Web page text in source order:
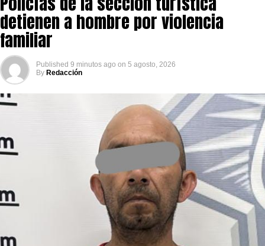
detienen a hombre por violencia
familiar
Published 9 minutos ago on 5 agosto, 2026
By Redacción